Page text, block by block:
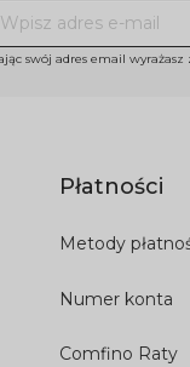
swój adres email wyrażasz
Płatności
Metody
Numer konta
Comfino Raty